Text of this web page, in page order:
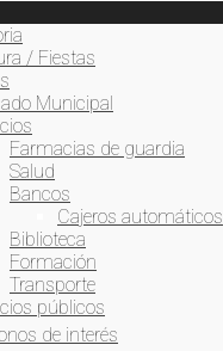
/ Fiestas
Municipal
Farmacias de guardia
Salud
Bancos
Cajeros automáticos
Biblioteca
Formación
Transporte
públicos
de interés